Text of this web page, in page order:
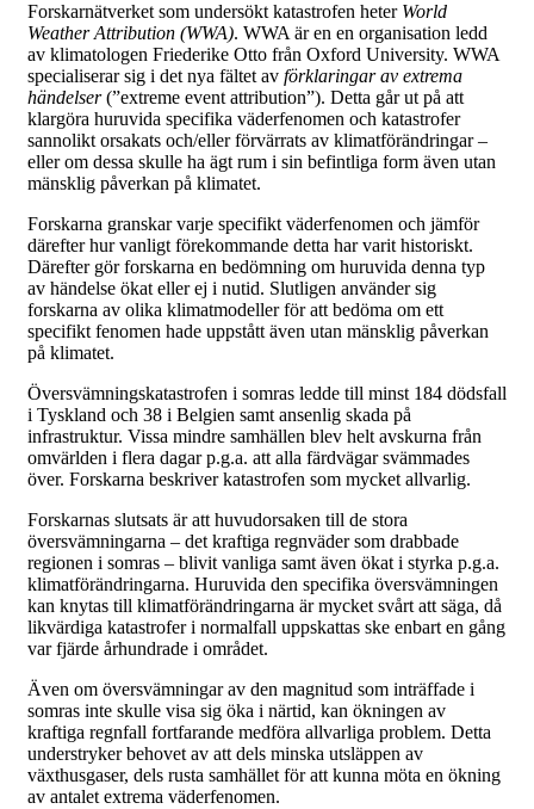
Forskarnätverket som undersökt katastrofen heter World
Weather Attribution (WWA). WWA är en en organisation ledd
av klimatologen Friederike Otto från Oxford University. WWA
specialiserar sig i det nya fältet av förklaringar av extrema
händelser(”extreme event attribution”). Detta går ut på att
klargöra huruvida specifika väderfenomen och katastrofer
sannolikt orsakats och/eller förvärrats av klimatförändringar –
eller om dessa skulle ha ägt rum i sin befintliga form även utan
mänsklig påverkan på klimatet.
Forskarna granskar varje specifikt väderfenomen och jämför
därefter hur vanligt förekommande detta har varit historiskt.
Därefter gör forskarna en bedömning om huruvida denna typ
av händelse ökat eller ej i nutid. Slutligen använder sig
forskarna av olika klimatmodeller för att bedöma om ett
specifikt fenomen hade uppstått även utan mänsklig påverkan
på klimatet.
Översvämningskatastrofen i somras ledde till minst 184 dödsfall
i Tyskland och 38 i Belgien samt ansenlig skada på
infrastruktur. Vissa mindre samhällen blev helt avskurna från
omvärlden i flera dagar p.g.a. att alla färdvägar svämmades
över. Forskarna beskriver katastrofen som mycket allvarlig.
Forskarnas slutsats är att huvudorsaken till de stora
översvämningarna – det kraftiga regnväder som drabbade
regionen i somras – blivit vanliga samt även ökat i styrka p.g.a.
klimatförändringarna. Huruvida den specifika översvämningen
kan knytas till klimatförändringarna är mycket svårt att säga, då
likvärdiga katastrofer i normalfall uppskattas ske enbart en gång
var fjärde århundrade i området.
Även om översvämningar av den magnitud som inträffade i
somras inte skulle visa sig öka i närtid, kan ökningen av
kraftiga regnfall fortfarande medföra allvarliga problem. Detta
understryker behovet av att dels minska utsläppen av
växthusgaser, dels rusta samhället för att kunna möta en ökning
av antalet extrema väderfenomen.